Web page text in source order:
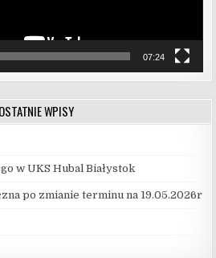
07:24
OSTATNIE WPISY
w UKS Hubal Białystok
po zmianie terminu na 19.05.2026r